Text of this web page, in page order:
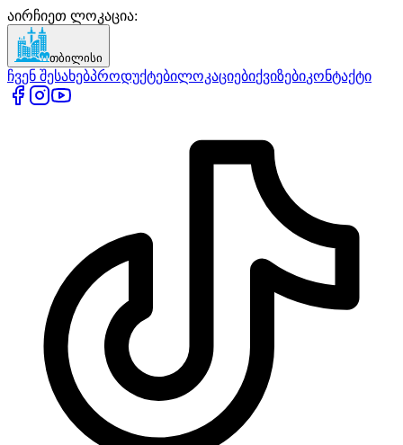
აირჩიეთ ლოკაცია:
თბილისი
ჩვენ შესახებპროდუქტებილოკაციებიქვიზებიკონტაქტი